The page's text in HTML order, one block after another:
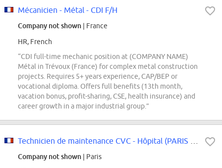
Mécanicien - Métal - CDI F/H
Company not shown | France
HR, French
“CDI full-time mechanic position at (COMPANY NAME)
Métal in Trévoux (France) for complex metal construction
projects. Requires 5+ years experience, CAP/BEP or
vocational diploma. Offers full benefits (13th month,
vacation bonus, profit-sharing, CSE, health insurance) and
career growth in a major industrial group.”
Company not shown | Paris